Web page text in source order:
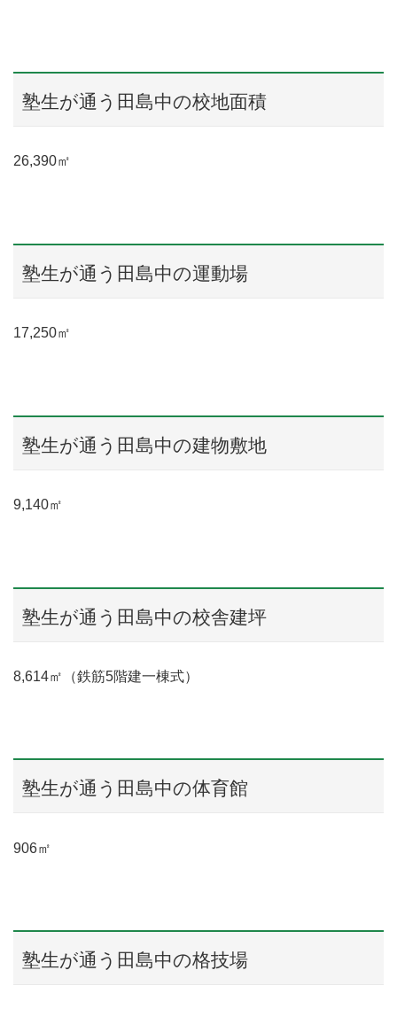
塾生が通う田島中の校地面積
26,390㎡
塾生が通う田島中の運動場
17,250㎡
塾生が通う田島中の建物敷地
9,140㎡
塾生が通う田島中の校舎建坪
8,614㎡（鉄筋5階建一棟式）
塾生が通う田島中の体育館
906㎡
塾生が通う田島中の格技場